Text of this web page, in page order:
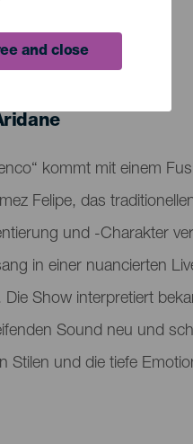
and close
kommt mit einem
Felipe, das
und -Charakter
in einer nuancierten
Die Show interpretiert
Sound neu und
Stilen und die tiefe